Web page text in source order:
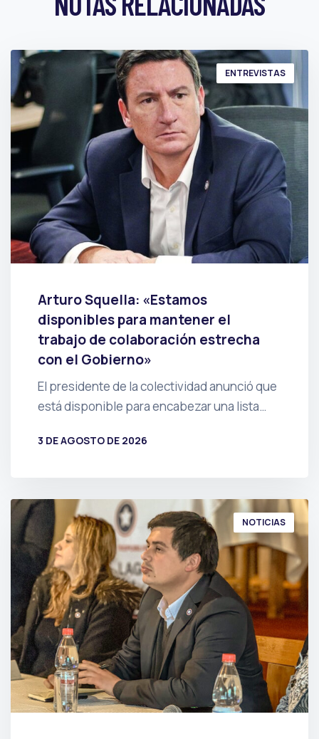
ENTREVISTAS
Arturo Squella: «Estamos
disponibles para mantener el
trabajo de colaboración estrecha
con el Gobierno»
El presidente de la colectividad anunció que
está disponible para encabezar una lista…
3 DE AGOSTO DE 2026
NOTICIAS